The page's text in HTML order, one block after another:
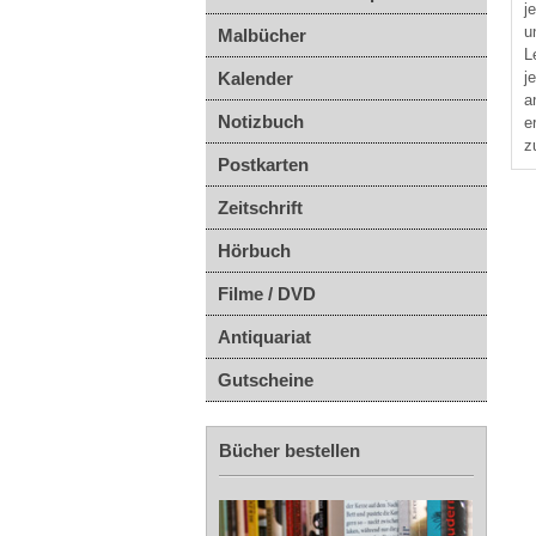
Malbücher
Kalender
Notizbuch
Postkarten
Zeitschrift
Hörbuch
Filme / DVD
Antiquariat
Gutscheine
Bücher bestellen